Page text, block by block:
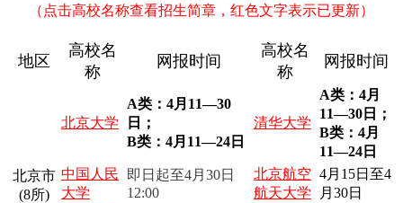
（点击高校名称查看招生简章，红色文字表示已更新）
地区
高校名
称
网报时间
高校名
称
网报时间
北京市
(8所)
北京大学
A类：4月11—30
日；
B类：4月11—24日
清华大学
A类：4月
11—30日；
B类：4月
11—24日
中国人民
大学
即日起至4月30日
12:00
北京航空
航天大学
4月15日至4
月30日